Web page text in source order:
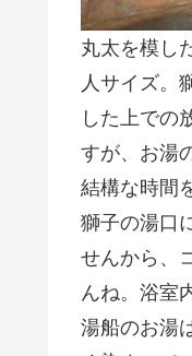
丸太を模し
人サイズ。
した上での
すが、お湯
結構な時間
獅子の湯口
せんから、
んね。浴室
湯船のお湯